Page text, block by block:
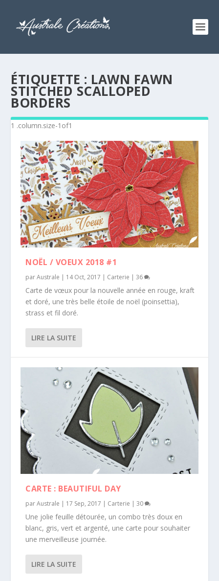
ÉTIQUETTE : LAWN FAWN
STITCHED SCALLOPED
BORDERS
NOËL / VOEUX 2018 #1
parAustrale | 14 Oct, 2017 | Carterie |36
Carte de vœux pour la nouvelle année en rouge, kraft
et doré, une très belle étoile de noël (poinsettia),
strass et fil doré.
LIRE LA SUITE
CARTE : BEAUTIFUL DAY
parAustrale | 17 Sep, 2017 | Carterie |30
Une jolie feuille détourée, un combo très doux en
blanc, gris, vert et argenté, une carte pour souhaiter
une merveilleuse journée.
LIRE LA SUITE